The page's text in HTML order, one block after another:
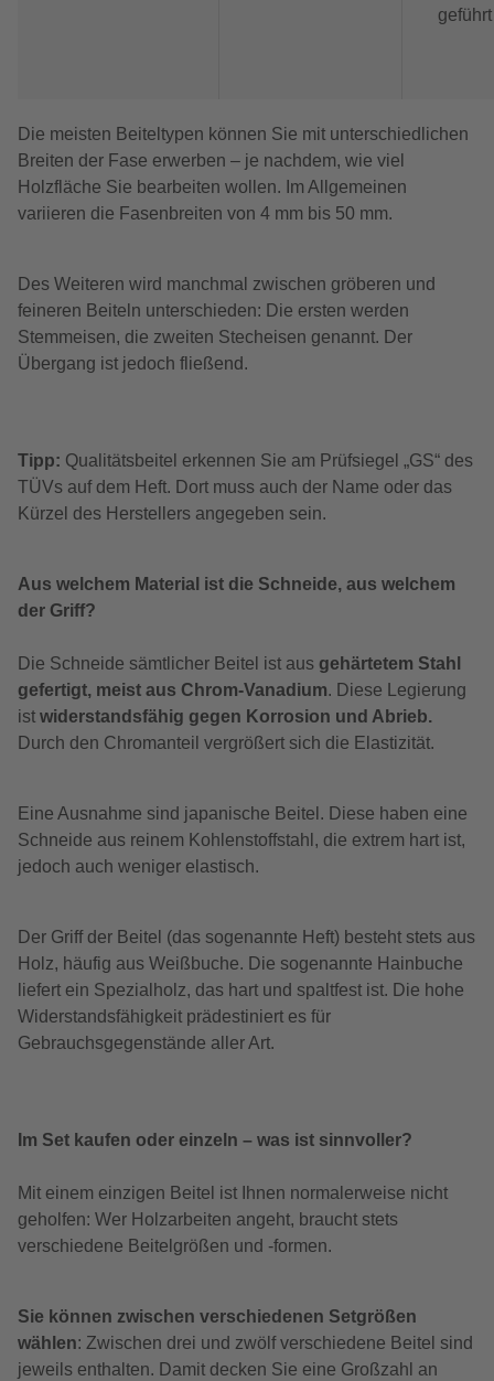
geführt
Die meisten Beiteltypen können Sie mit unterschiedlichen
Breiten der Fase erwerben – je nachdem, wie viel
Holzfläche Sie bearbeiten wollen. Im Allgemeinen
variieren die Fasenbreiten von 4 mm bis 50 mm.
Des Weiteren wird manchmal zwischen gröberen und
feineren Beiteln unterschieden: Die ersten werden
Stemmeisen, die zweiten Stecheisen genannt. Der
Übergang ist jedoch fließend.
Tipp: Qualitätsbeitel erkennen Sie am Prüfsiegel „GS“ des
TÜVs auf dem Heft. Dort muss auch der Name oder das
Kürzel des Herstellers angegeben sein.
Aus welchem Material ist die Schneide, aus welchem
der Griff?
Die Schneide sämtlicher Beitel ist aus gehärtetem Stahl
gefertigt, meist aus Chrom-Vanadium. Diese Legierung
ist widerstandsfähig gegen Korrosion und Abrieb.
Durch den Chromanteil vergrößert sich die Elastizität.
Eine Ausnahme sind japanische Beitel. Diese haben eine
Schneide aus reinem Kohlenstoffstahl, die extrem hart ist,
jedoch auch weniger elastisch.
Der Griff der Beitel (das sogenannte Heft) besteht stets aus
Holz, häufig aus Weißbuche. Die sogenannte Hainbuche
liefert ein Spezialholz, das hart und spaltfest ist. Die hohe
Widerstandsfähigkeit prädestiniert es für
Gebrauchsgegenstände aller Art.
Im Set kaufen oder einzeln – was ist sinnvoller?
Mit einem einzigen Beitel ist Ihnen normalerweise nicht
geholfen: Wer Holzarbeiten angeht, braucht stets
verschiedene Beitelgrößen und -formen.
Sie können zwischen verschiedenen Setgrößen
wählen: Zwischen drei und zwölf verschiedene Beitel sind
jeweils enthalten. Damit decken Sie eine Großzahl an